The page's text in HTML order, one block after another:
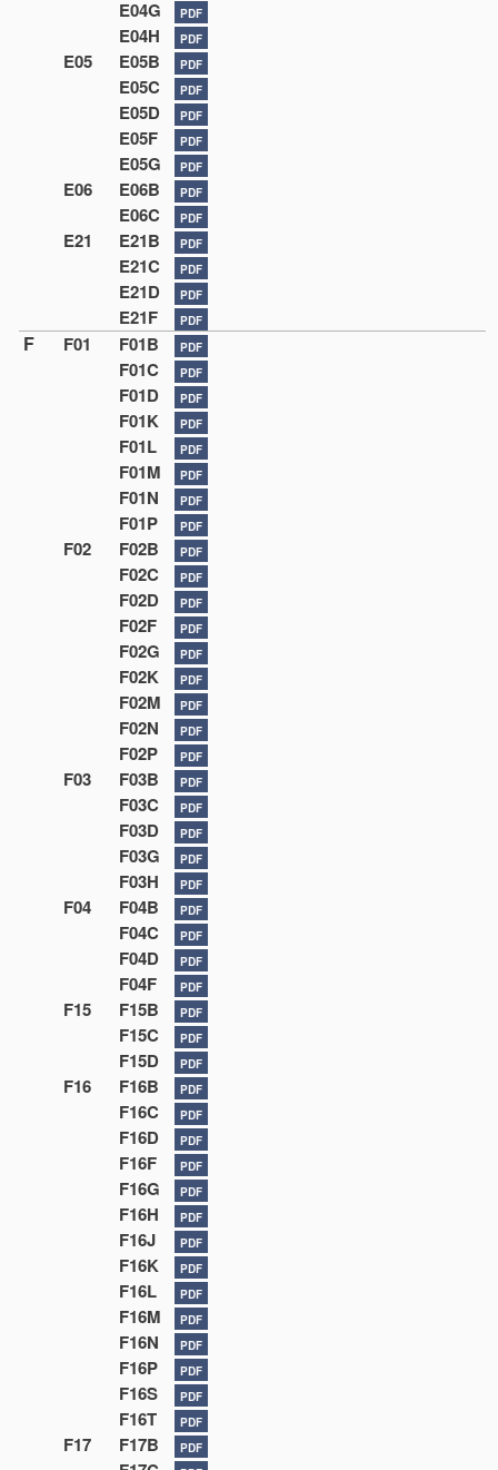
E04G PDF
E04H PDF
E05 E05B PDF
E05C PDF
E05D PDF
E05F PDF
E05G PDF
E06 E06B PDF
E06C PDF
E21 E21B PDF
E21C PDF
E21D PDF
E21F PDF
F F01 F01B PDF
F01C PDF
F01D PDF
F01K PDF
F01L PDF
F01M PDF
F01N PDF
F01P PDF
F02 F02B PDF
F02C PDF
F02D PDF
F02F PDF
F02G PDF
F02K PDF
F02M PDF
F02N PDF
F02P PDF
F03 F03B PDF
F03C PDF
F03D PDF
F03G PDF
F03H PDF
F04 F04B PDF
F04C PDF
F04D PDF
F04F PDF
F15 F15B PDF
F15C PDF
F15D PDF
F16 F16B PDF
F16C PDF
F16D PDF
F16F PDF
F16G PDF
F16H PDF
F16J PDF
F16K PDF
F16L PDF
F16M PDF
F16N PDF
F16P PDF
F16S PDF
F16T PDF
F17 F17B PDF